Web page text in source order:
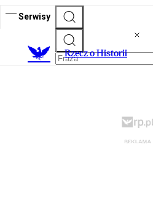
Serwisy
Rzecz o Historii